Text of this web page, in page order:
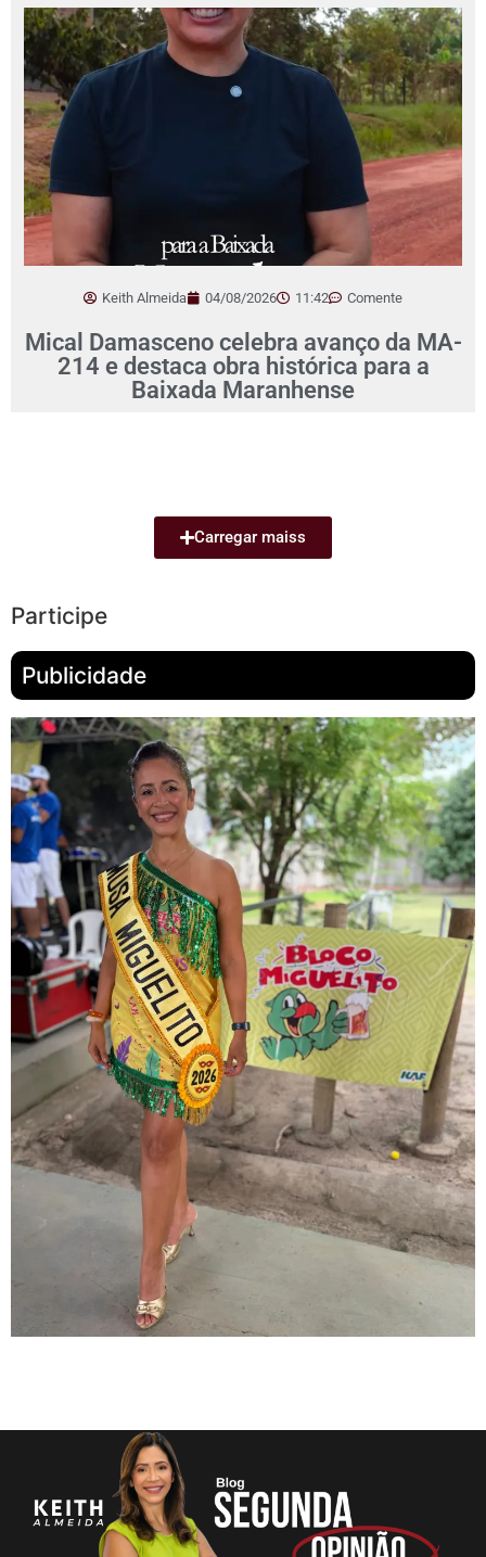
Keith Almeida 04/08/2026 11:42 Comente
Mical Damasceno celebra avanço da MA-
214 e destaca obra histórica para a
Baixada Maranhense
Carregar maiss
Participe
Publicidade